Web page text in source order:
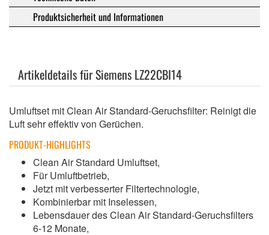
Produktsicherheit und Informationen
Artikeldetails für Siemens LZ22CBI14
Umluftset mit Clean Air Standard-Geruchsfilter: Reinigt die
Luft sehr effektiv von Gerüchen.
PRODUKT-HIGHLIGHTS
Clean Air Standard Umluftset,
Für Umluftbetrieb,
Jetzt mit verbesserter Filtertechnologie,
Kombinierbar mit Inselessen,
Lebensdauer des Clean Air Standard-Geruchsfilters
6-12 Monate,